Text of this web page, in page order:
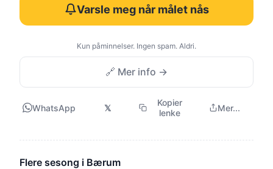
Varsle meg når målet nås
Kun påminnelser. Ingen spam. Aldri.
🔗 Mer info →
WhatsApp 𝕏
Kopier
lenke
Mer...
Flere sesong i Bærum